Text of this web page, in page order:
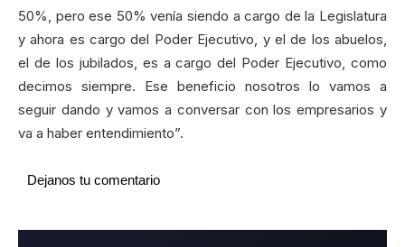
50%, pero ese 50% venía siendo a cargo de la Legislatura
y ahora es cargo del Poder Ejecutivo, y el de los abuelos,
el de los jubilados, es a cargo del Poder Ejecutivo, como
decimos siempre. Ese beneficio nosotros lo vamos a
seguir dando y vamos a conversar con los empresarios y
va a haber entendimiento”.
Dejanos tu comentario